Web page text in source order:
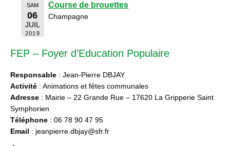
SAM
06
JUIL
2019
Course de brouettes
Champagne
FEP – Foyer d’Education Populaire
Responsable : Jean-Pierre DBJAY
Activité : Animations et fêtes communales
Adresse : Mairie – 22 Grande Rue – 17620 La Gripperie Saint
Symphorien
Téléphone : 06 78 90 47 95
Email : jeanpierre.dbjay@sfr.fr